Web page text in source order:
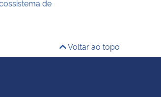
de
Voltar ao topo